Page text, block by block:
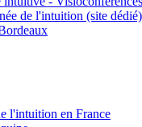
de l'intuition (site dédié)
l'intuition en France